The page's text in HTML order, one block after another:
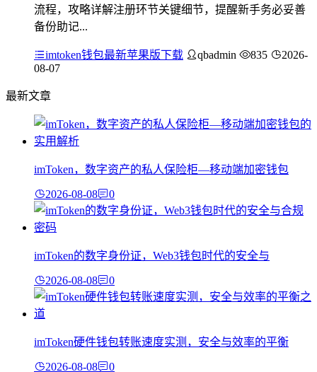
流程，攻略详解注册环节关键细节，提醒新手务必妥善
备份助记...
imtoken钱包最新苹果版下载 qbadmin 835
2026-
08-07
最新文章
imToken，数字资产的私人保险柜—移动端加密钱包
2026-08-08 0
imToken的数字身份证，Web3钱包时代的安全与
2026-08-08 0
imToken硬件钱包转账速度实测，安全与效率的平衡
2026-08-08 0